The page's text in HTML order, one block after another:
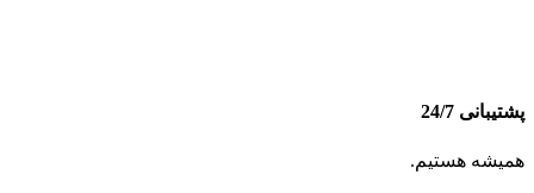
پشتیبانی 24/7
همیشه هستیم.